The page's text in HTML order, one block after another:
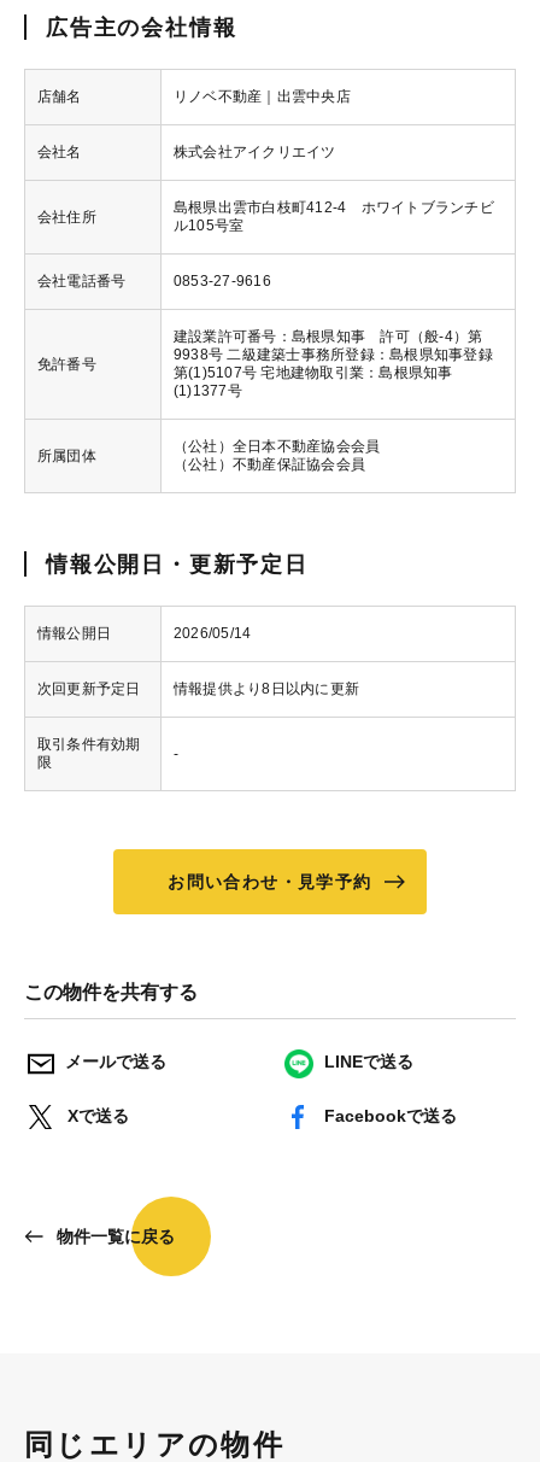
広告主の会社情報
店舗名 リノベ不動産｜出雲中央店
会社名 株式会社アイクリエイツ
会社住所
島根県出雲市白枝町412-4 ホワイトブランチビ
ル105号室
会社電話番号 0853-27-9616
免許番号
建設業許可番号：島根県知事 許可（般-4）第
9938号 二級建築士事務所登録：島根県知事登録
第(1)5107号 宅地建物取引業：島根県知事
(1)1377号
所属団体
（公社）全日本不動産協会会員
（公社）不動産保証協会会員
情報公開日・更新予定日
情報公開日 2026/05/14
次回更新予定日 情報提供より8日以内に更新
取引条件有効期
限
-
お問い合わせ・見学予約
この物件を共有する
メールで送る LINEで送る
Xで送る Facebookで送る
物件一覧に戻る
同じエリアの物件